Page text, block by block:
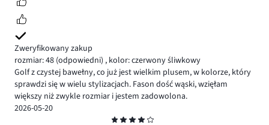
Zweryfikowany zakup
rozmiar: 48 (odpowiedni) , kolor: czerwony śliwkowy
Golf z czystej bawełny, co już jest wielkim plusem, w kolorze, który
sprawdzi się w wielu stylizacjach. Fason dość wąski, wzięłam
większy niż zwykle rozmiar i jestem zadowolona.
2026-05-20